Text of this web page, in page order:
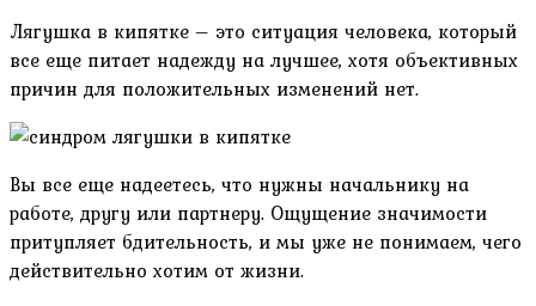
Лягушка в кипятке – это ситуация человека, который
все еще питает надежду на лучшее, хотя объективных
причин для положительных изменений нет.
Вы все еще надеетесь, что нужны начальнику на
работе, другу или партнеру. Ощущение значимости
притупляет бдительность, и мы уже не понимаем, чего
действительно хотим от жизни.